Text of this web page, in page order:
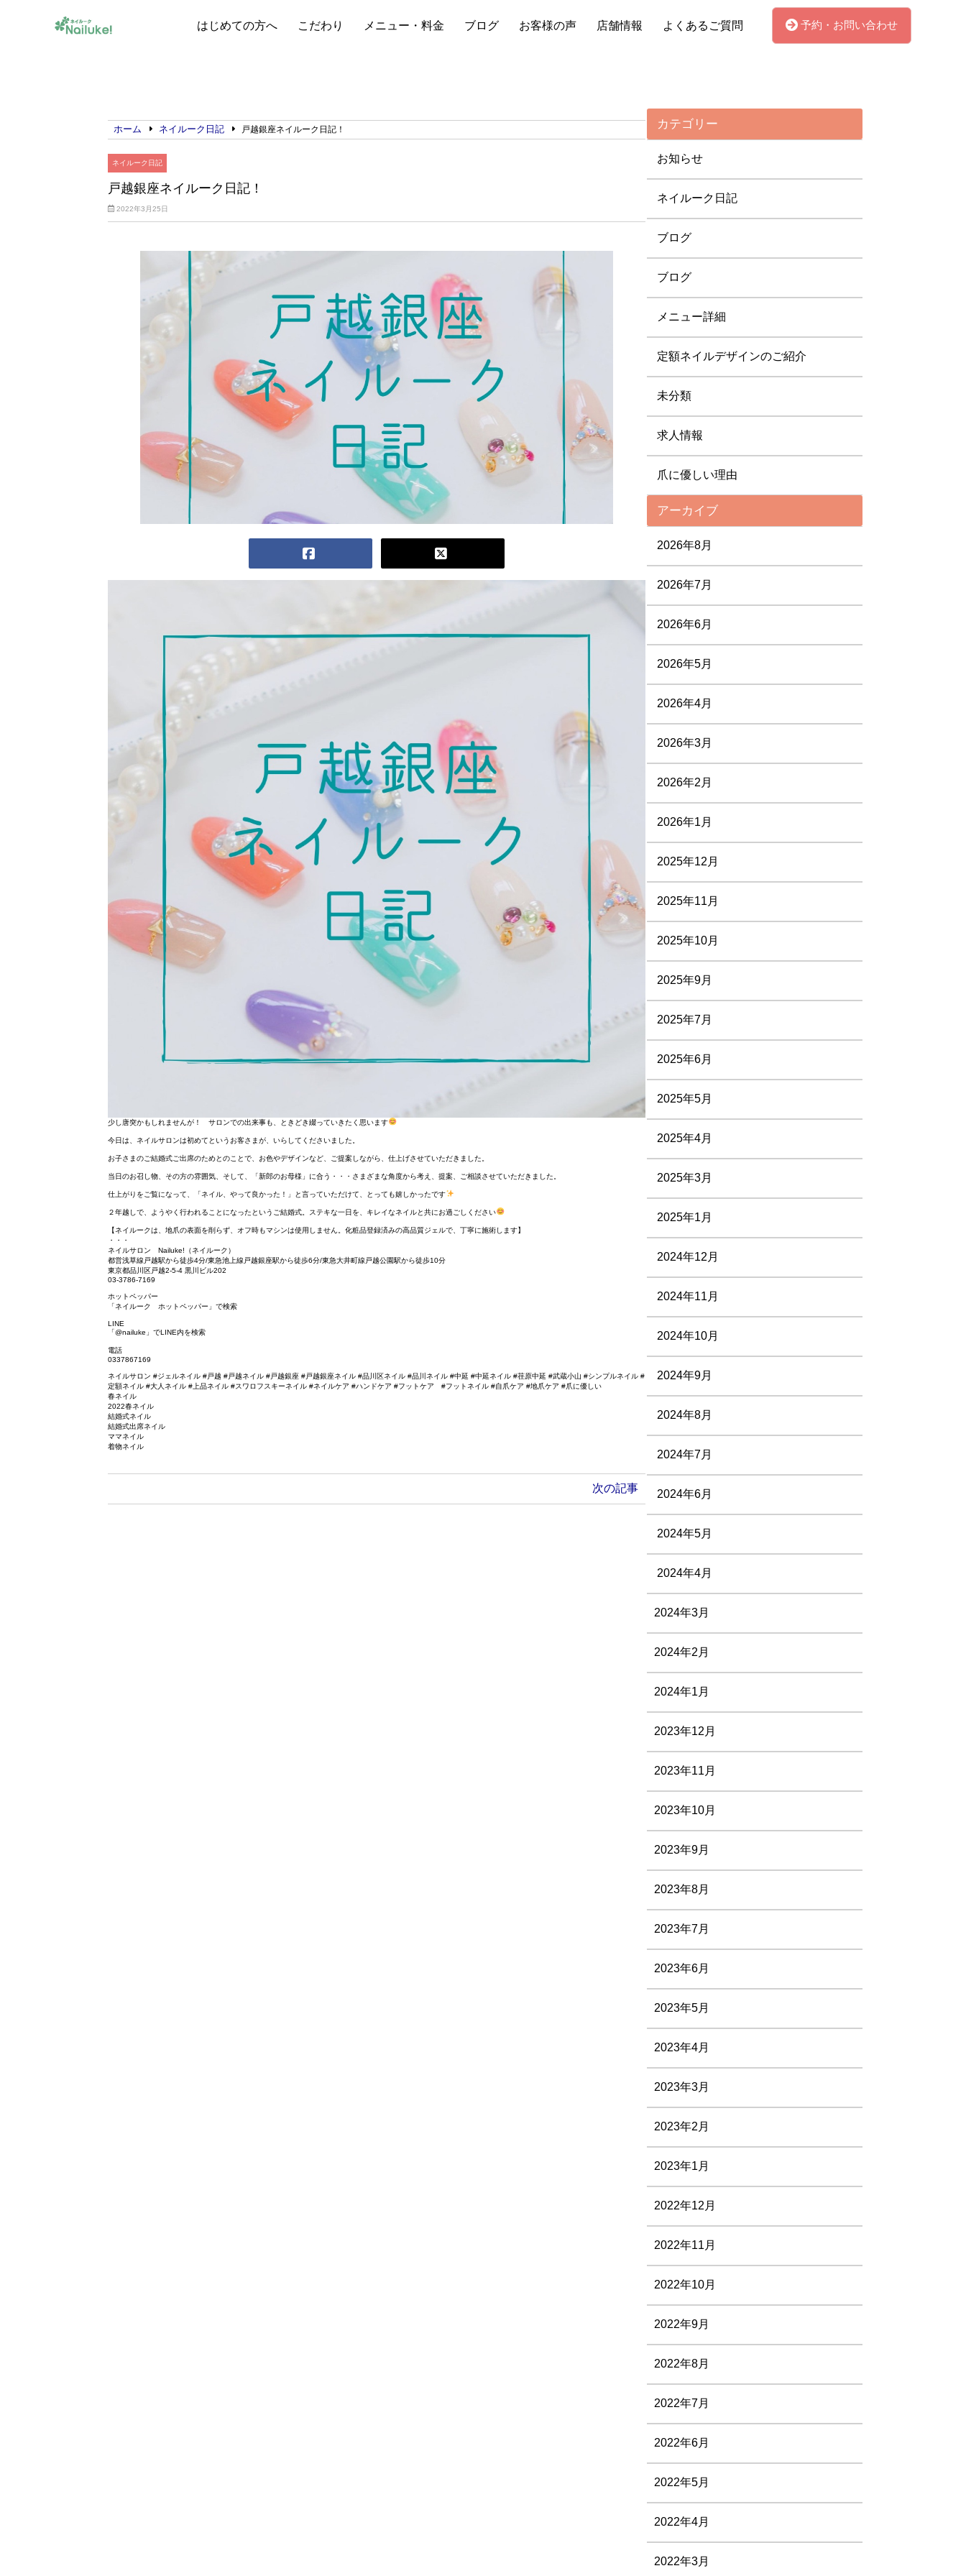
はじめての方へ こだわり メニュー・料金 ブログ お客様の声 店舗情報 よくあるご質問 予約・お問い合わせ
ホーム ネイルーク日記 戸越銀座ネイルーク日記！
ネイルーク日記
戸越銀座ネイルーク日記！
2022年3月25日
少し唐突かもしれませんが！ サロンでの出来事も、ときどき綴っていきたく思います
今日は、ネイルサロンは初めてというお客さまが、いらしてくださいました。
お子さまのご結婚式ご出席のためとのことで、お色やデザインなど、ご提案しながら、仕上げさせていただきました。
当日のお召し物、その方の雰囲気、そして、「新郎のお母様」に合う・・・さまざまな角度から考え、提案、ご相談させていただきました。
仕上がりをご覧になって、「ネイル、やって良かった！」と言っていただけて、とっても嬉しかったです
２年越しで、ようやく行われることになったというご結婚式。ステキな一日を、キレイなネイルと共にお過ごしください
【ネイルークは、地爪の表面を削らず、オフ時もマシンは使用しません。化粧品登録済みの高品質ジェルで、丁寧に施術します】
・・・
ネイルサロン Nailuke!（ネイルーク）
都営浅草線戸越駅から徒歩4分/東急池上線戸越銀座駅から徒歩6分/東急大井町線戸越公園駅から徒歩10分
東京都品川区戸越2-5-4 黒川ビル202
03-3786-7169
ホットペッパー
「ネイルーク ホットペッパー」で検索
LINE
「@nailuke」でLINE内を検索
電話
0337867169
ネイルサロン #ジェルネイル #戸越 #戸越ネイル #戸越銀座 #戸越銀座ネイル #品川区ネイル #品川ネイル #中延 #中延ネイル #荏原中延 #武蔵小山 #シンプルネイル #
定額ネイル #大人ネイル #上品ネイル #スワロフスキーネイル #ネイルケア #ハンドケア #フットケア #フットネイル #自爪ケア #地爪ケア #爪に優しい
春ネイル
2022春ネイル
結婚式ネイル
結婚式出席ネイル
ママネイル
着物ネイル
次の記事
カテゴリー
お知らせ
ネイルーク日記
ブログ
ブログ
メニュー詳細
定額ネイルデザインのご紹介
未分類
求人情報
爪に優しい理由
アーカイブ
2026年8月
2026年7月
2026年6月
2026年5月
2026年4月
2026年3月
2026年2月
2026年1月
2025年12月
2025年11月
2025年10月
2025年9月
2025年7月
2025年6月
2025年5月
2025年4月
2025年3月
2025年1月
2024年12月
2024年11月
2024年10月
2024年9月
2024年8月
2024年7月
2024年6月
2024年5月
2024年4月
2024年3月
2024年2月
2024年1月
2023年12月
2023年11月
2023年10月
2023年9月
2023年8月
2023年7月
2023年6月
2023年5月
2023年4月
2023年3月
2023年2月
2023年1月
2022年12月
2022年11月
2022年10月
2022年9月
2022年8月
2022年7月
2022年6月
2022年5月
2022年4月
2022年3月